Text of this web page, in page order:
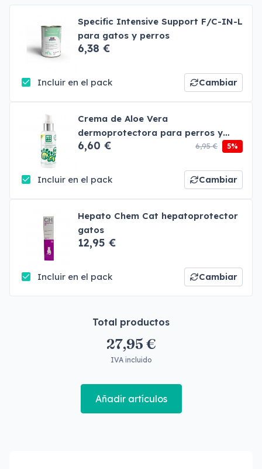
Specific Intensive Support F/C-IN-L
para gatos y perros
6,38 €
Incluir en el pack Cambiar
Crema de Aloe Vera
dermoprotectora para perros y
gatos Menforsan
6,60 € 6,95 € 5%
Incluir en el pack Cambiar
Hepato Chem Cat hepatoprotector
gatos
12,95 €
Incluir en el pack Cambiar
Total productos
27,95 €
IVA incluido
Añadir artículos